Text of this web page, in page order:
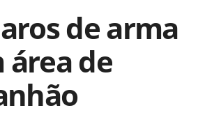
de arma
área de